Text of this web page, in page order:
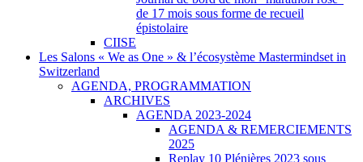
de 17 mois sous forme de recueil
épistolaire
CIISE
Les Salons « We as One » & l’écosystème Mastermindset in
Switzerland
AGENDA, PROGRAMMATION
ARCHIVES
AGENDA 2023-2024
AGENDA & REMERCIEMENTS
2025
Replay 10 Plénières 2023 sous